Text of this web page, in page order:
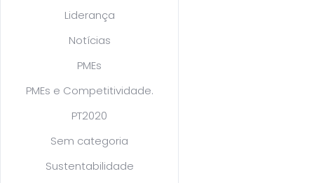
Liderança
Notícias
PMEs
PMEs e Competitividade.
PT2020
Sem categoria
Sustentabilidade